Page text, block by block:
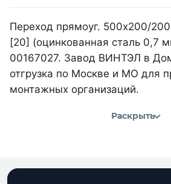
Переход прямоуг. 500х200/
[20] (оцинкованная сталь 0,7
00167027. Завод ВИНТЭЛ в
отгрузка по Москве и МО для
монтажных организаций.
Раскрыть